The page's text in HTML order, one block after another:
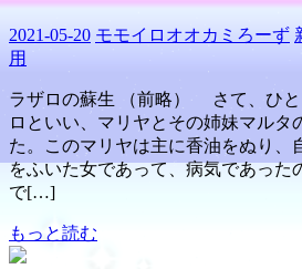
2021-05-20 モモイロオオカミろーず
用
ラザロの蘇生 （前略） さて、ひ
ロといい、マリヤとその姉妹マルタ
た。このマリヤは主に香油をぬり、
をふいた女であって、病気であった
で[…]
もっと読む